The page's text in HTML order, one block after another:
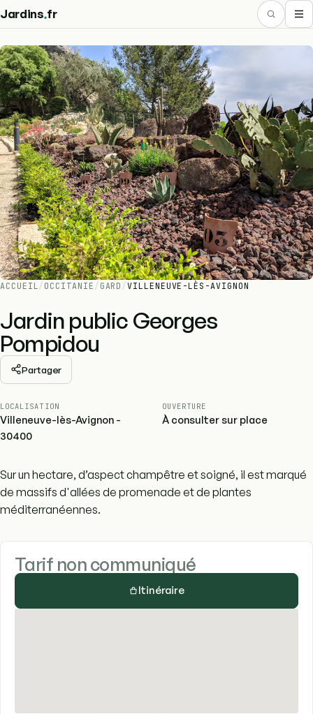
Jardins.fr
ACCUEIL/ OCCITANIE / GARD /VILLENEUVE-LÈS-AVIGNON
Jardin public Georges
Pompidou
Partager
LOCALISATION
Villeneuve-lès-Avignon -
30400
OUVERTURE
À consulter sur place
Sur un hectare, d’aspect champêtre et soigné, il est marqué
de massifs d'allées de promenade et de plantes
méditerranéennes.
Tarif non communiqué
Itinéraire